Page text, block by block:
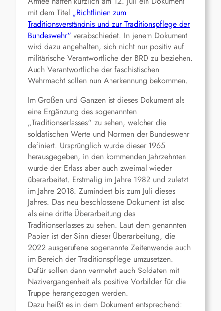
mit dem Titel „Richtlinien zum
Traditionsverständnis und zur Traditionspflege der
Bundeswehr“ verabschiedet. In jenem Dokument
wird dazu angehalten, sich nicht nur positiv auf
militärische Verantwortliche der BRD zu beziehen.
Auch Verantwortliche der faschistischen
Wehrmacht sollen nun Anerkennung bekommen.
Im Großen und Ganzen ist dieses Dokument als
eine Ergänzung des sogenannten
„Traditionserlasses“ zu sehen, welcher die
soldatischen Werte und Normen der Bundeswehr
definiert. Ursprünglich wurde dieser 1965
herausgegeben, in den kommenden Jahrzehnten
wurde der Erlass aber auch zweimal wieder
überarbeitet. Erstmalig im Jahre 1982 und zuletzt
im Jahre 2018. Zumindest bis zum Juli dieses
Jahres. Das neu beschlossene Dokument ist also
als eine dritte Überarbeitung des
Traditionserlasses zu sehen. Laut dem genannten
Papier ist der Sinn dieser Überarbeitung, die
2022 ausgerufene sogenannte Zeitenwende auch
im Bereich der Traditionspflege umzusetzen.
Dafür sollen dann vermehrt auch Soldaten mit
Nazivergangenheit als positive Vorbilder für die
Truppe herangezogen werden.
Dazu heißt es in dem Dokument entsprechend: